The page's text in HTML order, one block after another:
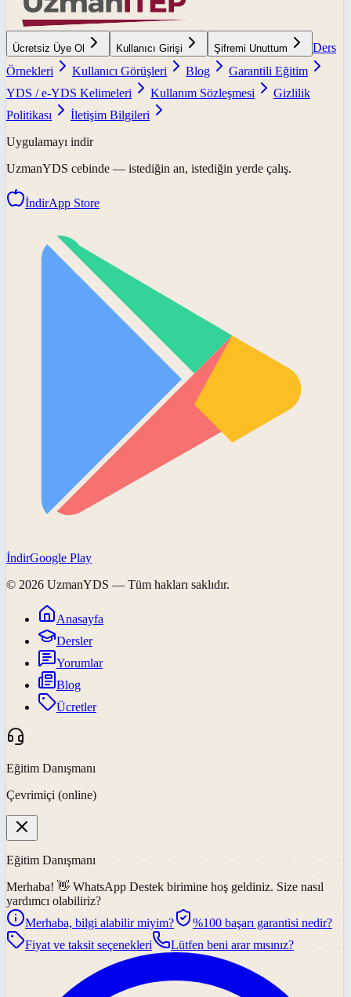
Ücretsiz Üye Ol Kullanıcı Girişi Şifremi Unuttum
Ders
Örnekleri
Kullanıcı Görüşleri Blog
Garantili Eğitim
YDS / e-YDS Kelimeleri
Kullanım Sözleşmesi
Gizlilik
Politikası
İletişim Bilgileri
Uygulamayı indir
UzmanYDS cebinde — istediğin an, istediğin yerde çalış.
İndirApp Store
İndirGoogle Play
© 2026 UzmanYDS — Tüm hakları saklıdır.
Anasayfa
Dersler
Yorumlar
Blog
Ücretler
Eğitim Danışmanı
Çevrimiçi (online)
Eğitim Danışmanı
Merhaba! 👋 WhatsApp Destek birimine hoş geldiniz. Size nasıl
yardımcı olabiliriz?
Merhaba, bilgi alabilir miyim?
%100 başarı garantisi nedir?
Fiyat ve taksit seçenekleri
Lütfen beni arar mısınız?